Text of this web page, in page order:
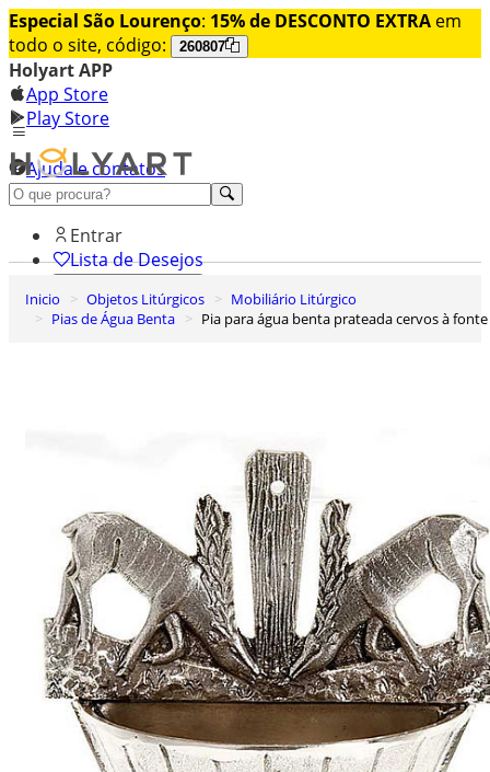
Especial São Lourenço: 15% de DESCONTO EXTRA em
todo o site, código:
260807
Holyart APP
App Store
Play Store
Ajuda e contatos
Conheça premium
Entrar
Lista de Desejos
0
Carrinho de Compras
Inicio Objetos Litúrgicos
Mobiliário Litúrgico
Pias de Água Benta
Pia para água benta prateada cervos à fonte